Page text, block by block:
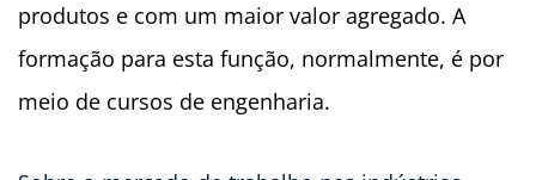
produtos e com um maior valor agregado. A
formação para esta função, normalmente, é por
meio de cursos de engenharia.